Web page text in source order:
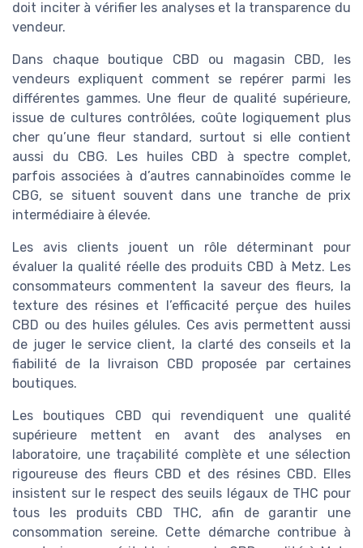
doit inciter à vérifier les analyses et la transparence du
vendeur.
Dans chaque boutique CBD ou magasin CBD, les
vendeurs expliquent comment se repérer parmi les
différentes gammes. Une fleur de qualité supérieure,
issue de cultures contrôlées, coûte logiquement plus
cher qu’une fleur standard, surtout si elle contient
aussi du CBG. Les huiles CBD à spectre complet,
parfois associées à d’autres cannabinoïdes comme le
CBG, se situent souvent dans une tranche de prix
intermédiaire à élevée.
Les avis clients jouent un rôle déterminant pour
évaluer la qualité réelle des produits CBD à Metz. Les
consommateurs commentent la saveur des fleurs, la
texture des résines et l’efficacité perçue des huiles
CBD ou des huiles gélules. Ces avis permettent aussi
de juger le service client, la clarté des conseils et la
fiabilité de la livraison CBD proposée par certaines
boutiques.
Les boutiques CBD qui revendiquent une qualité
supérieure mettent en avant des analyses en
laboratoire, une traçabilité complète et une sélection
rigoureuse des fleurs CBD et des résines CBD. Elles
insistent sur le respect des seuils légaux de THC pour
tous les produits CBD THC, afin de garantir une
consommation sereine. Cette démarche contribue à